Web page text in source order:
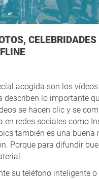
acogida son los
describen lo importante
se hacen clic y se
en redes sociales como
también es una buena
Porque para difundir
su teléfono inteligente